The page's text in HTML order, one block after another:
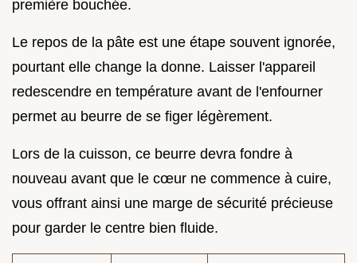
première bouchée.
Le repos de la pâte est une étape souvent ignorée,
pourtant elle change la donne. Laisser l'appareil
redescendre en température avant de l'enfourner
permet au beurre de se figer légèrement.
Lors de la cuisson, ce beurre devra fondre à
nouveau avant que le cœur ne commence à cuire,
vous offrant ainsi une marge de sécurité précieuse
pour garder le centre bien fluide.